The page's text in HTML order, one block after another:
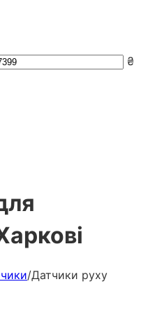
₴
/Датчики руху